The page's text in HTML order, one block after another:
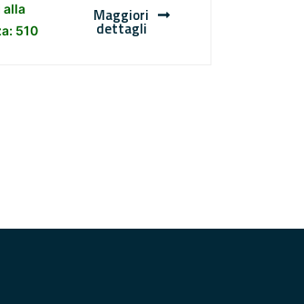
alla
510
Maggiori
dettagli